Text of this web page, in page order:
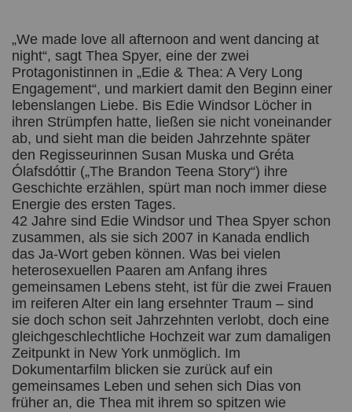
„We made love all afternoon and went dancing at
night“, sagt Thea Spyer, eine der zwei
Protagonistinnen in „Edie & Thea: A Very Long
Engagement“, und markiert damit den Beginn einer
lebenslangen Liebe. Bis Edie Windsor Löcher in
ihren Strümpfen hatte, ließen sie nicht voneinander
ab, und sieht man die beiden Jahrzehnte später
den Regisseurinnen Susan Muska und Gréta
Ólafsdóttir („The Brandon Teena Story“) ihre
Geschichte erzählen, spürt man noch immer diese
Energie des ersten Tages.
42 Jahre sind Edie Windsor und Thea Spyer schon
zusammen, als sie sich 2007 in Kanada endlich
das Ja-Wort geben können. Was bei vielen
heterosexuellen Paaren am Anfang ihres
gemeinsamen Lebens steht, ist für die zwei Frauen
im reiferen Alter ein lang ersehnter Traum – sind
sie doch schon seit Jahrzehnten verlobt, doch eine
gleichgeschlechtliche Hochzeit war zum damaligen
Zeitpunkt in New York unmöglich. Im
Dokumentarfilm blicken sie zurück auf ein
gemeinsames Leben und sehen sich Dias von
früher an, die Thea mit ihrem so spitzen wie